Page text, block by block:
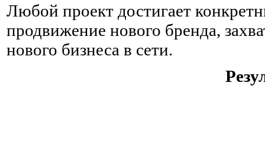
Любой проект достигает
продвижение нового бренда,
нового бизнеса в сети.